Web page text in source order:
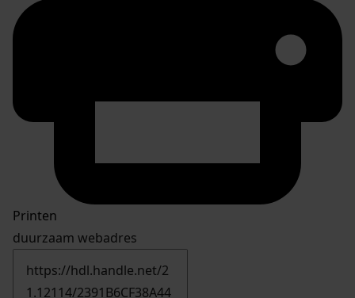
Printen
duurzaam webadres